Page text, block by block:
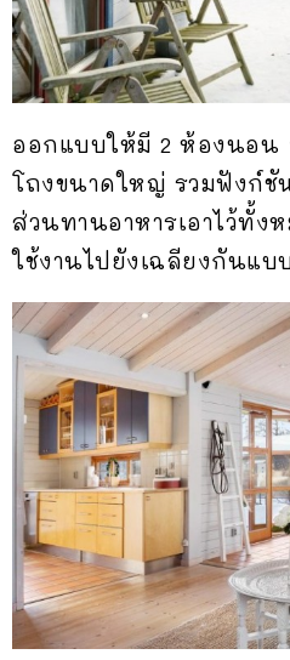
ออกแบบให้มี 2 ห้องนอน
โถงขนาดใหญ่ รวมฟังก์ชั
ส่วนทานอาหารเอาไว้ทั้ง
ใช้งานไปยังเฉลียงกันแบ